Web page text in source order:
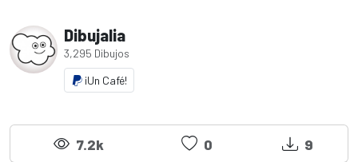
Dibujalia
3,295 Dibujos
¡Un Café!
7.2k 0 9